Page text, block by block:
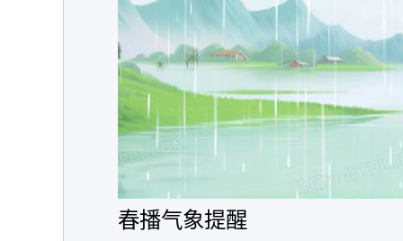
春播气象提醒